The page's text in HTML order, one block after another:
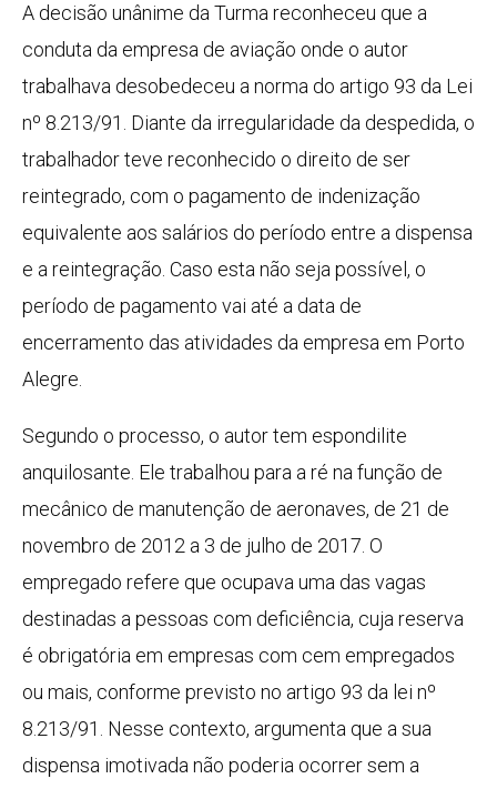
A decisão unânime da Turma reconheceu que a
conduta da empresa de aviação onde o autor
trabalhava desobedeceu a norma do artigo 93 da Lei
nº 8.213/91. Diante da irregularidade da despedida, o
trabalhador teve reconhecido o direito de ser
reintegrado, com o pagamento de indenização
equivalente aos salários do período entre a dispensa
e a reintegração. Caso esta não seja possível, o
período de pagamento vai até a data de
encerramento das atividades da empresa em Porto
Alegre.
Segundo o processo, o autor tem espondilite
anquilosante. Ele trabalhou para a ré na função de
mecânico de manutenção de aeronaves, de 21 de
novembro de 2012 a 3 de julho de 2017. O
empregado refere que ocupava uma das vagas
destinadas a pessoas com deficiência, cuja reserva
é obrigatória em empresas com cem empregados
ou mais, conforme previsto no artigo 93 da lei nº
8.213/91. Nesse contexto, argumenta que a sua
dispensa imotivada não poderia ocorrer sem a